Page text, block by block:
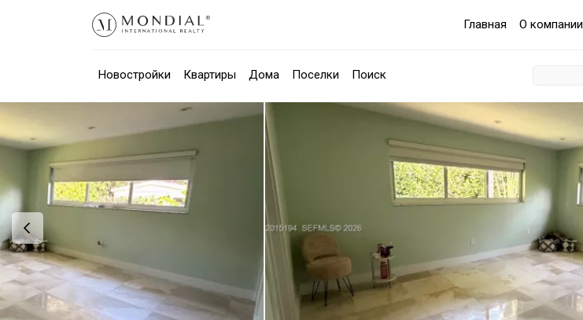
Главная О компании
Новостройки Квартиры Дома Поселки Поиск